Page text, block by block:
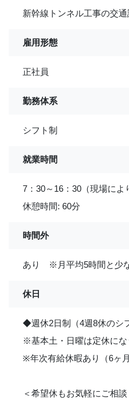
新幹線トンネル工事の交通
雇用形態
正社員
勤務体系
シフト制
就業時間
7：30～16：30（現場によ
休憩時間: 60分
時間外
あり ※月平均5時間と少
休日
◆週休2日制（4週8休のシ
※基本土・日曜は定休にな
※年次有給休暇あり（6ヶ
＜希望休もお気軽にご相談